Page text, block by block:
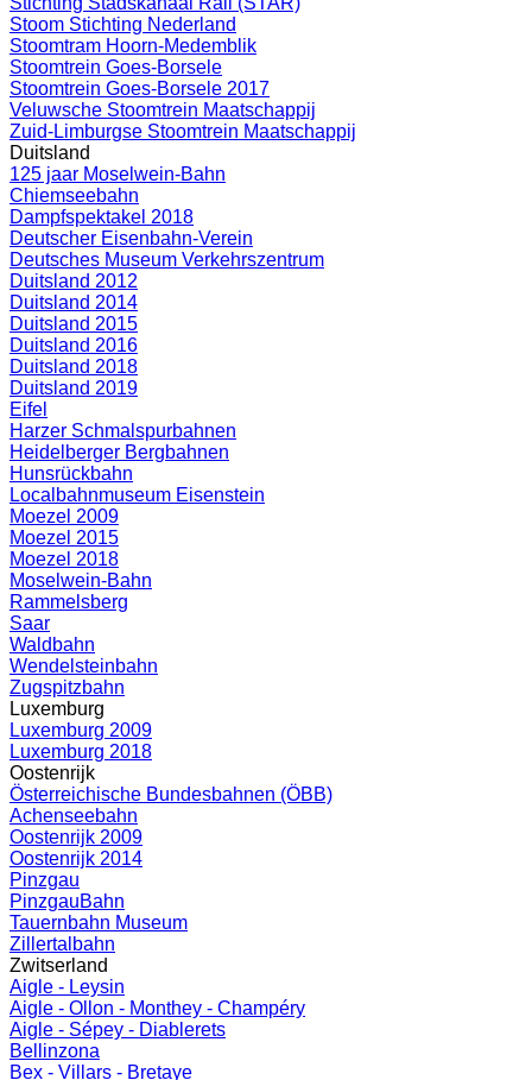
Stoom Stichting Nederland
Stoomtram Hoorn-Medemblik
Stoomtrein Goes-Borsele
Stoomtrein Goes-Borsele 2017
Veluwsche Stoomtrein Maatschappij
Zuid-Limburgse Stoomtrein Maatschappij
Duitsland
125 jaar Moselwein-Bahn
Chiemseebahn
Dampfspektakel 2018
Deutscher Eisenbahn-Verein
Deutsches Museum Verkehrszentrum
Duitsland 2012
Duitsland 2014
Duitsland 2015
Duitsland 2016
Duitsland 2018
Duitsland 2019
Eifel
Harzer Schmalspurbahnen
Heidelberger Bergbahnen
Hunsrückbahn
Localbahnmuseum Eisenstein
Moezel 2009
Moezel 2015
Moezel 2018
Moselwein-Bahn
Rammelsberg
Saar
Waldbahn
Wendelsteinbahn
Zugspitzbahn
Luxemburg
Luxemburg 2009
Luxemburg 2018
Oostenrijk
Österreichische Bundesbahnen (ÖBB)
Achenseebahn
Oostenrijk 2009
Oostenrijk 2014
Pinzgau
PinzgauBahn
Tauernbahn Museum
Zillertalbahn
Zwitserland
Aigle - Leysin
Aigle - Ollon - Monthey - Champéry
Aigle - Sépey - Diablerets
Bellinzona
Bex - Villars - Bretaye